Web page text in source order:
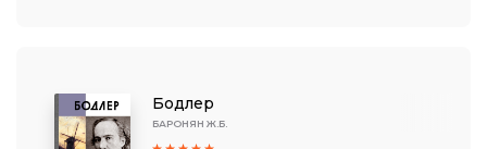
Бодлер
БАРОНЯН Ж.Б.